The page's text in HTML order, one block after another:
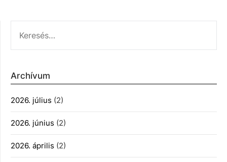
Archívum
2026. július (2)
2026. június (2)
2026. április (2)